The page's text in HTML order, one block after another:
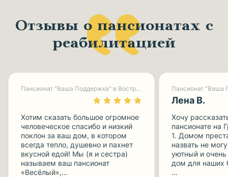
Отзывы о пансионатах с
реабилитацией
Пансионат "Ваша Поддержка" в Востряково
Хотим сказать большое огромное
человеческое спасибо и низкий
поклон за ваш дом, в котором
всегда тепло, душевно и пахнет
вкусной едой! Мы (я и сестра)
называем ваш пансионат
«Весёлый»,…
Лена В.
Хочу
пансионате на
1. Домом
назвать не
уютный и
дом для наших
…